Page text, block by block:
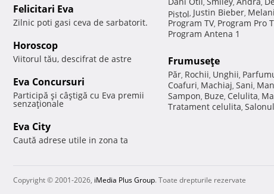
Felicitari Eva
Zilnic poti gasi ceva de sarbatorit.
Horoscop
Viitorul tău, descifrat de astre
Eva Concursuri
Participă şi câştigă cu Eva premii
senzaţionale
Eva City
Caută adrese utile in zona ta
, , ,
Pistol, Justin Bieber,
Program TV, Program Pro
Program Antena 1
Frumuseţe
Păr, Rochii, Unghii,
Coafuri, Machiaj, Sani,
Sampon, Buze, Celulita,
Tratament celulita,
Copyright © 2001-2026, iMedia Plus Group. Toate drepturile rezervate